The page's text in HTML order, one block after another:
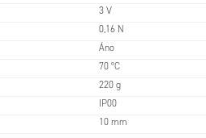
3 V
0,16 N
Áno
70 °C
220 g
IP00
10 mm